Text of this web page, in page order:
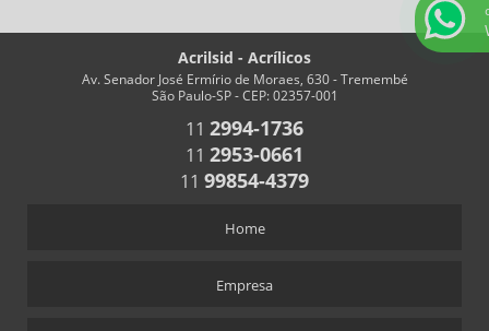
CHAVEIRO PERSONALIZADO
CHAVEIRO RETANGULAR
CHAVEIROS COM TRILHO PARA NÚMEROS
CHAVEIROS PERSONALIZADOS RETANGULARES
ALFINETE QUE ACOMPANHA CRACHÁ
Acrilsid - Acrílicos
Av. Senador José Ermírio de Moraes, 630 - Tremembé
São Paulo-SP - CEP: 02357-001
11 2994-1736
11 2953-0661
11 99854-4379
Home
Empresa